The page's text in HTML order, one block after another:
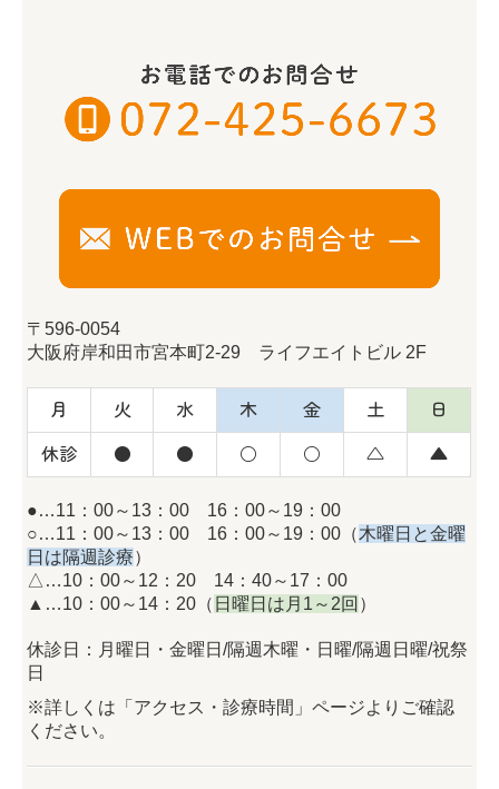
〒596-0054
大阪府岸和田市宮本町2-29 ライフエイトビル 2F
月 火 水 木 金 土
日
休診
● ● ○ ○ △ ▲
●…11：00～13：00 16：00～19：00
○…11：00～13：00 16：00～19：00（木曜日と金曜
日は隔週診療）
△…10：00～12：20 14：40～17：00
▲…10：00～14：20（ 日曜日は月1～2回 ）
休診日：月曜日・金曜日/隔週木曜・日曜/隔週日曜/祝祭
日
※詳しくは「アクセス・診療時間」ページよりご確認
ください。